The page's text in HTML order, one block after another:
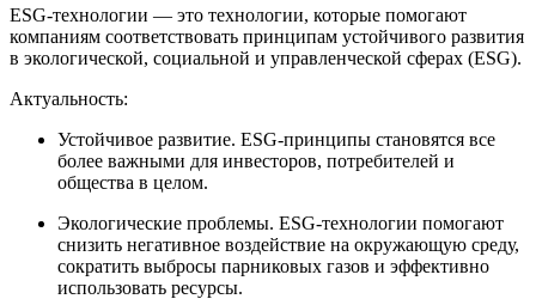
ESG-технологии — это технологии, которые помогают
компаниям соответствовать принципам устойчивого развития
в экологической, социальной и управленческой сферах (ESG).
Актуальность:
Устойчивое развитие. ESG-принципы становятся все
более важными для инвесторов, потребителей и
общества в целом.
Экологические проблемы. ESG-технологии помогают
снизить негативное воздействие на окружающую среду,
сократить выбросы парниковых газов и эффективно
использовать ресурсы.